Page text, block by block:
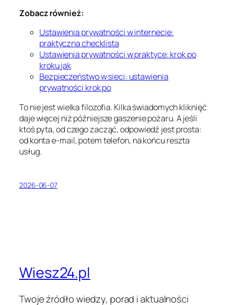
Zobacz również:
Ustawienia prywatności w internecie:
praktyczna checklista
Ustawienia prywatności w praktyce: krok po
kroku jak
Bezpieczeństwo w sieci: ustawienia
prywatności krok po
To nie jest wielka filozofia. Kilka świadomych kliknięć
daje więcej niż późniejsze gaszenie pożaru. A jeśli
ktoś pyta, od czego zacząć, odpowiedź jest prosta:
od konta e-mail, potem telefon, na końcu reszta
usług.
2026-06-07
Wiesz24.pl
Twoje źródło wiedzy, porad i aktualności